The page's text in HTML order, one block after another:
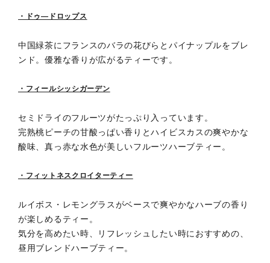
・ドゥ—ドロップス
中国緑茶にフランスのバラの花びらとパイナップルをブレ
ンド。優雅な香りが広がるティーです。
・フィールシッシガーデン
セミドライのフルーツがたっぷり入っています。
完熟桃ピーチの甘酸っぱい香りとハイビスカスの爽やかな
酸味、真っ赤な水色が美しいフルーツハーブティー。
・フィットネスクロイターティー
ルイボス・レモングラスがベースで爽やかなハーブの香り
が楽しめるティー。
気分を高めたい時、リフレッシュしたい時におすすめの、
昼用ブレンドハーブティー。